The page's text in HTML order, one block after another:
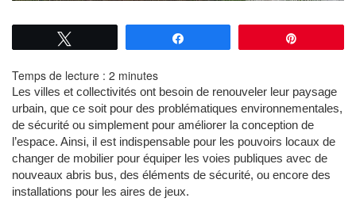
Temps de lecture : 2 minutes
Les villes et collectivités ont besoin de renouveler leur paysage
urbain, que ce soit pour des problématiques environnementales,
de sécurité ou simplement pour améliorer la conception de
l’espace. Ainsi, il est indispensable pour les pouvoirs locaux de
changer de mobilier pour équiper les voies publiques avec de
nouveaux abris bus, des éléments de sécurité, ou encore des
installations pour les aires de jeux.